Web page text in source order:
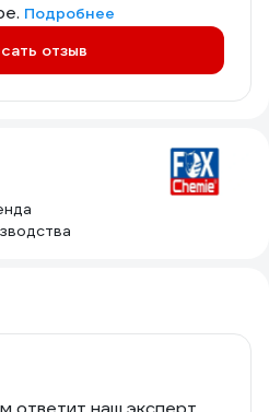
Подробнее
отзыв